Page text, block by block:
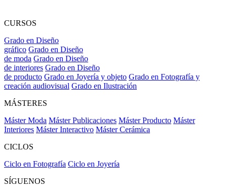
CURSOS
Grado en Diseño
gráfico Grado en Diseño
de moda Grado en Diseño
de interiores Grado en Diseño
de producto Grado en Joyería y objeto Grado en Fotografía y
creación audiovisual Grado en Ilustración
MÁSTERES
Máster Moda Máster Publicaciones Máster Producto Máster
Interiores Máster Interactivo Máster Cerámica
CICLOS
Ciclo en Fotografía Ciclo en Joyería
SÍGUENOS